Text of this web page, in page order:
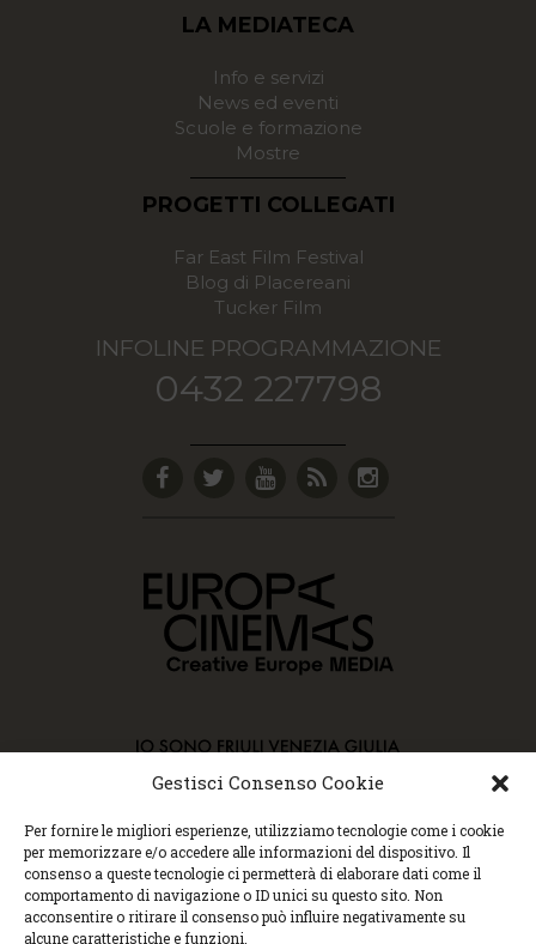
Gestisci Consenso Cookie
Per fornire le migliori esperienze, utilizziamo tecnologie come i cookie
per memorizzare e/o accedere alle informazioni del dispositivo. Il
consenso a queste tecnologie ci permetterà di elaborare dati come il
comportamento di navigazione o ID unici su questo sito. Non
acconsentire o ritirare il consenso può influire negativamente su
alcune caratteristiche e funzioni.
LA MEDIATECA
Info e servizi
News ed eventi
Scuole e formazione
Mostre
PROGETTI COLLEGATI
Far East Film Festival
Blog di Placereani
Tucker Film
INFOLINE PROGRAMMAZIONE
0432 227798
Copyright © 2015 Cec, Tutti i diritti riservati. Nessun
contenuto può essere copiato o manipolato. Accedendo al
sito approvi la Policy sulla privacy e la Policy sui
contenuti.
Centro espressioni cinematografiche, via Villalta, 24 |